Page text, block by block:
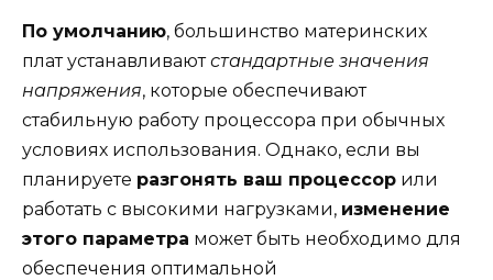
По умолчанию, большинство материнских
плат устанавливаютстандартные значения
напряжения, которые обеспечивают
стабильную работу процессора при обычных
условиях использования. Однако, если вы
планируете разгонять ваш процессор или
работать с высокими нагрузками, изменение
этого параметра может быть необходимо для
обеспечения оптимальной